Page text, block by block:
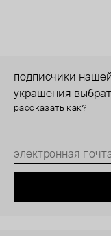
подписчики
украшения
рассказать как?